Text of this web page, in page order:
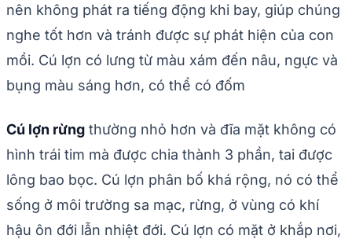
nên không phát ra tiếng động khi bay, giúp chúng
nghe tốt hơn và tránh được sự phát hiện của con
mồi. Cú lợn có lưng từ màu xám đến nâu, ngực và
bụng màu sáng hơn, có thể có đốm
Cú lợn rừng thường nhỏ hơn và đĩa mặt không có
hình trái tim mà được chia thành 3 phần, tai được
lông bao bọc. Cú lợn phân bố khá rộng, nó có thể
sống ở môi trường sa mạc, rừng, ở vùng có khí
hậu ôn đới lẫn nhiệt đới. Cú lợn có mặt ở khắp nơi,